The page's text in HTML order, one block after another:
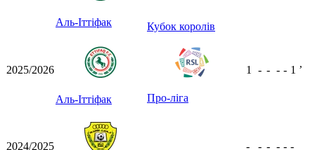
Аль-Іттіфак Кубок королів
2025/2026
Аль-Іттіфак Про-ліга
1 - - - - 1 ʼ
2024/2025 - - - - - -